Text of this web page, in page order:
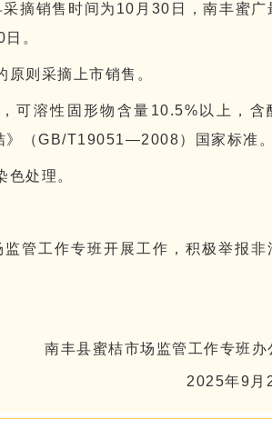
摘销售时间为10月30日，南丰蜜广
。
则采摘上市销售。
可溶性固形物含量10.5%以上，含
》（GB/T19051—2008）国家标准。
处理。
管工作专班开展工作，积极举报非
南丰县蜜桔市场监管工作专班办
2025年9月